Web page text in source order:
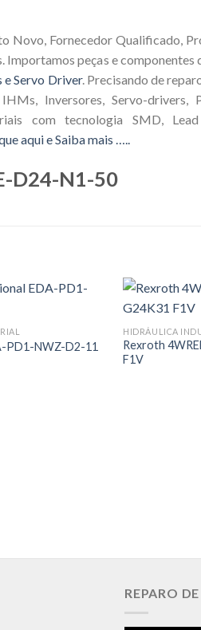
Novo, Fornecedor Qualificado,
peças e
e Servo Driver. Precisando de
Inversores, Servo-drivers,
com tecnologia SMD,
aqui e Saiba mais …..
D24-N1-50
PD1-NWZ-D2-11
HIDRÁULICA
Rexroth
F1V
REPARO